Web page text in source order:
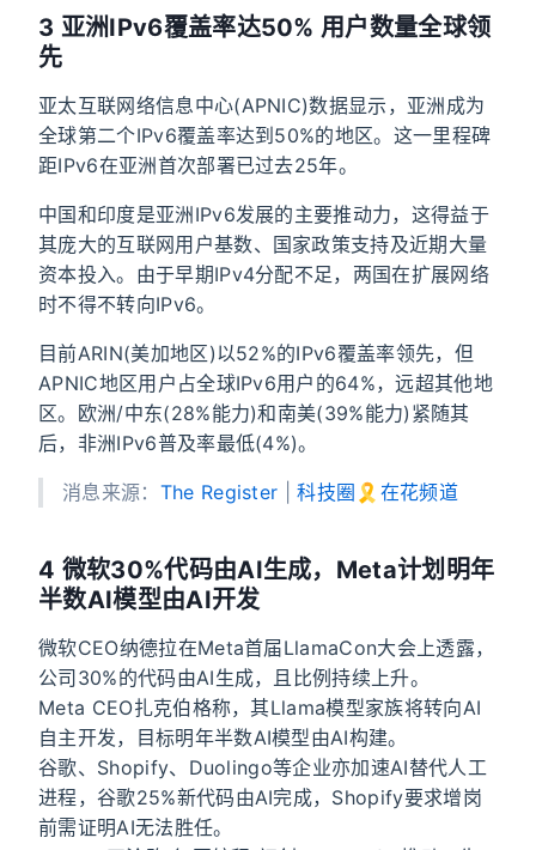
3 亚洲IPv6覆盖率达50% 用户数量全球领
先
亚太互联网络信息中心(APNIC)数据显示，亚洲成为
全球第二个IPv6覆盖率达到50%的地区。这一里程碑
距IPv6在亚洲首次部署已过去25年。
中国和印度是亚洲IPv6发展的主要推动力，这得益于
其庞大的互联网用户基数、国家政策支持及近期大量
资本投入。由于早期IPv4分配不足，两国在扩展网络
时不得不转向IPv6。
目前ARIN(美加地区)以52%的IPv6覆盖率领先，但
APNIC地区用户占全球IPv6用户的64%，远超其他地
区。欧洲/中东(28%能力)和南美(39%能力)紧随其
后，非洲IPv6普及率最低(4%)。
消息来源： The Register |科技圈🎗在花频道
4 微软30%代码由AI生成，Meta计划明年
半数AI模型由AI开发
微软CEO纳德拉在Meta首届LlamaCon大会上透露，
公司30%的代码由AI生成，且比例持续上升。
Meta CEO扎克伯格称，其Llama模型家族将转向AI
自主开发，目标明年半数AI模型由AI构建。
谷歌、Shopify、Duolingo等企业亦加速AI替代人工
进程，谷歌25%新代码由AI完成，Shopify要求增岗
前需证明AI无法胜任。